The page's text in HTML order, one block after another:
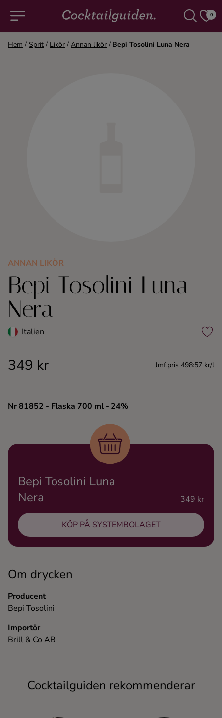
0
Konjak
Likör
Rom
Tequila
Hem / Sprit / Likör / Annan likör / Bepi Tosolini Luna Nera
ANNAN LIKÖR
Bepi Tosolini Luna
Nera
Italien
349 kr Jmf.pris 498:57 kr/l
Nr 81852 - Flaska 700 ml - 24%
Om drycken
Producent
Bepi Tosolini
Importör
Brill & Co AB
Bepi Tosolini Luna
Nera
349 kr
KÖP PÅ SYSTEMBOLAGET
Cocktailguiden rekommenderar